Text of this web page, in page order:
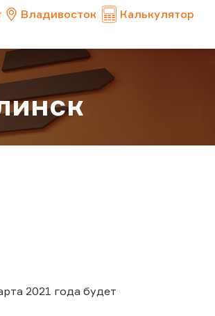
Владивосток Калькулятор
2021 года будет